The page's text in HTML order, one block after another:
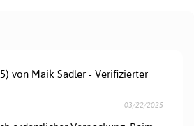
von Maik Sadler - Verifizierter
03/22/2025